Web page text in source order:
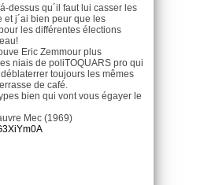
dessus qu´il faut lui casser les
j´ai bien peur que les
les différentes élections
Eric Zemmour plus
niais de poliTOQUARS pro qui
toujours les mêmes
de café.
bien qui vont vous égayer le
Mec (1969)